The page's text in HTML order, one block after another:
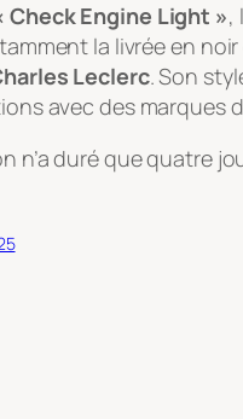
Check Engine Light »,
la livrée en
Leclerc. Son
avec des marques
n’a duré que quatre